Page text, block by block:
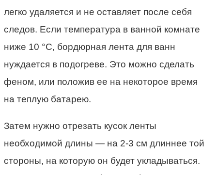
легко удаляется и не оставляет после себя
следов. Если температура в ванной комнате
ниже 10 °C, бордюрная лента для ванн
нуждается в подогреве. Это можно сделать
феном, или положив ее на некоторое время
на теплую батарею.
Затем нужно отрезать кусок ленты
необходимой длины — на 2-3 см длиннее той
стороны, на которую он будет укладываться.